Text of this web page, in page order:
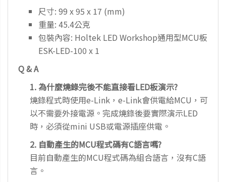
尺寸: 99 x 95 x 17 (mm)
重量: 45.4公克
包裝內容: Holtek LED Workshop通用型MCU板
ESK-LED-100 x 1
Q & A
1. 為什麼燒錄完後不能直接看LED板演示?
燒錄程式時使用e-Link，e-Link會供電給MCU，可
以不需要外接電源。完成燒錄後要實際演示LED
時，必須從mini USB或電源插座供電。
2. 自動產生的MCU程式碼有C語言嗎?
目前自動產生的MCU程式碼為組合語言，沒有C語
言。